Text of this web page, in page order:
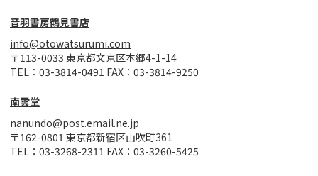
音羽書房鶴見書店
info@otowatsurumi.com
〒113-0033 東京都文京区本郷4-1-14
TEL：03-3814-0491 FAX：03-3814-9250
南雲堂
nanundo@post.email.ne.jp
〒162-0801 東京都新宿区山吹町361
TEL：03-3268-2311 FAX：03-3260-5425